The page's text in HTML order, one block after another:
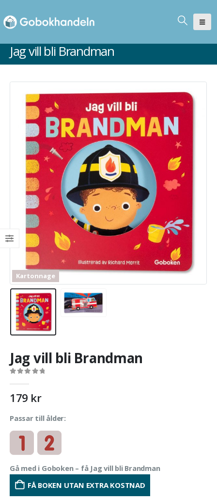
Jag vill bli Brandman
Kartonnage
Jag vill bli Brandman
179 kr
Passar till ålder:
Gå med i Goboken – få Jag vill bli Brandman
FÅ BOKEN UTAN EXTRA KOSTNAD